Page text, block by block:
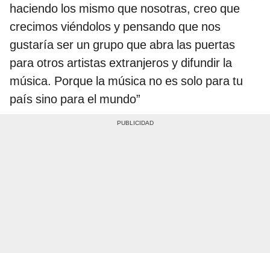
haciendo los mismo que nosotras, creo que
crecimos viéndolos y pensando que nos
gustaría ser un grupo que abra las puertas
para otros artistas extranjeros y difundir la
música. Porque la música no es solo para tu
país sino para el mundo”